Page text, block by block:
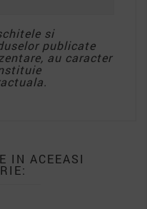
si
publicate
au caracter
IN ACEEASI